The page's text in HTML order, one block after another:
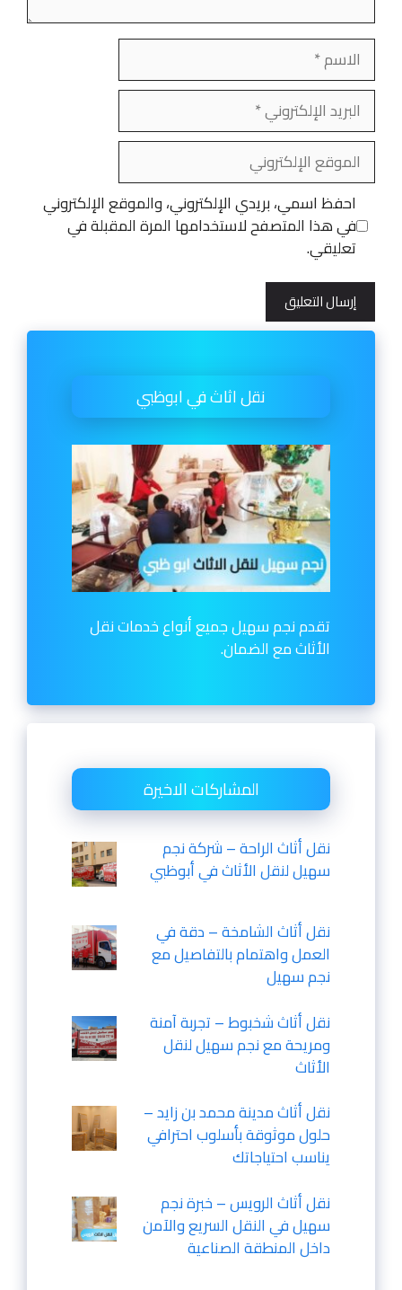
الاسم
البريد
الإلكتروني
الموقع
الإلكتروني
احفظ اسمي، بريدي الإلكتروني، والموقع الإلكتروني
في هذا المتصفح لاستخدامها المرة المقبلة في
تعليقي.
نقل اثاث في ابوظبي
تقدم نجم سهيل جميع أنواع خدمات نقل
الأثاث مع الضمان.
المشاركات الاخيرة
نقل أثاث الراحة – شركة نجم
سهيل لنقل الأثاث في أبوظبي
نقل أثاث الشامخة – دقة في
العمل واهتمام بالتفاصيل مع
نجم سهيل
نقل أثاث شخبوط – تجربة آمنة
ومريحة مع نجم سهيل لنقل
الأثاث
نقل أثاث مدينة محمد بن زايد –
حلول موثوقة بأسلوب احترافي
يناسب احتياجاتك
نقل أثاث الرويس – خبرة نجم
سهيل في النقل السريع والآمن
داخل المنطقة الصناعية